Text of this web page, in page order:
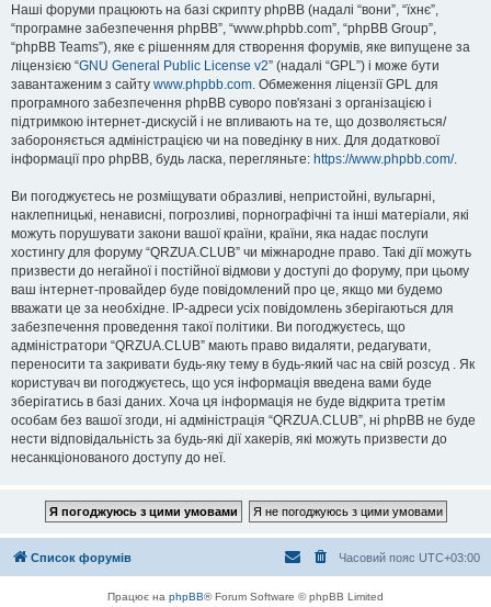
Наші форуми працюють на базі скрипту phpBB (надалі “вони”, “їхнє”,
“програмне забезпечення phpBB”, “www.phpbb.com”, “phpBB Group”,
“phpBB Teams”), яке є рішенням для створення форумів, яке випущене за
ліцензією “GNU General Public License v2” (надалі “GPL”) і може бути
завантаженим з сайту www.phpbb.com. Обмеження ліцензії GPL для
програмного забезпечення phpBB суворо пов'язані з організацією і
підтримкою інтернет-дискусій і не впливають на те, що дозволяється/
забороняється адміністрацією чи на поведінку в них. Для додаткової
інформації про phpBB, будь ласка, перегляньте: https://www.phpbb.com/.
Ви погоджуєтесь не розміщувати образливі, непристойні, вульгарні,
наклепницькі, ненависні, погрозливі, порнографічні та інші матеріали, які
можуть порушувати закони вашої країни, країни, яка надає послуги
хостингу для форуму “QRZUA.CLUB” чи міжнародне право. Такі дії можуть
призвести до негайної і постійної відмови у доступі до форуму, при цьому
ваш інтернет-провайдер буде повідомлений про це, якщо ми будемо
вважати це за необхідне. IP-адреси усіх повідомлень зберігаються для
забезпечення проведення такої політики. Ви погоджуєтесь, що
адміністратори “QRZUA.CLUB” мають право видаляти, редагувати,
переносити та закривати будь-яку тему в будь-який час на свій розсуд . Як
користувач ви погоджуєтесь, що уся інформація введена вами буде
зберігатись в базі даних. Хоча ця інформація не буде відкрита третім
особам без вашої згоди, ні адміністрація “QRZUA.CLUB”, ні phpBB не буде
нести відповідальність за будь-які дії хакерів, які можуть призвести до
несанкціонованого доступу до неї.
Список форумів Часовий пояс UTC+03:00
Працює на phpBB® Forum Software © phpBB Limited